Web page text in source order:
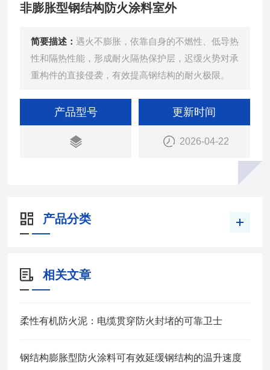
非膨胀型钢结构防火涂料室外
简要描述：遇火不膨胀，依靠自身的不燃性、低导热
性和隔热性能，形成耐火隔热保护层，迟缓火势对承
重构件的直接侵袭，有效提高钢结构的耐火极限。
产品型号 更新时间
2026-04-22
产品分类
相关文章
柔性有机防火泥：电缆贯穿防火封堵的可靠卫士
钢结构膨胀型防火涂料可有效延缓钢结构的温升速度